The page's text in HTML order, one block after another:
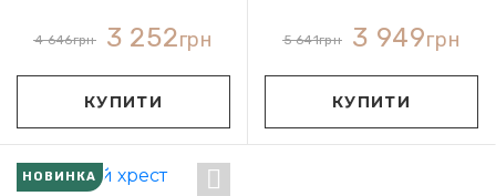
4 646грн 3 252грн
КУПИТИ
5 641грн 3 949грн
КУПИТИ
НОВИНКА